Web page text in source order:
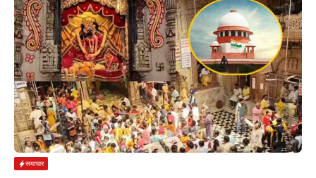
समाचार